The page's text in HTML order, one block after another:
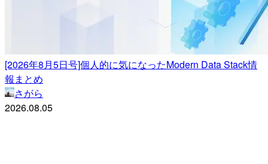
[2026年8月5日号]個人的に気になったModern Data Stack情
報まとめ
さがら
2026.08.05